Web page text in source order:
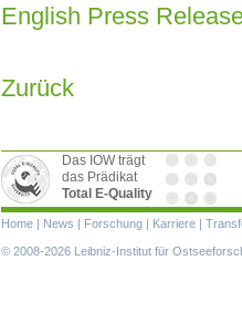
English Press
Zurück
Das IOW trägt
das Prädikat
Total E-Quality
Navigation
überspringen
Home | News | Forschung | Karriere |
© 2008-2026 Leibniz-Institut für